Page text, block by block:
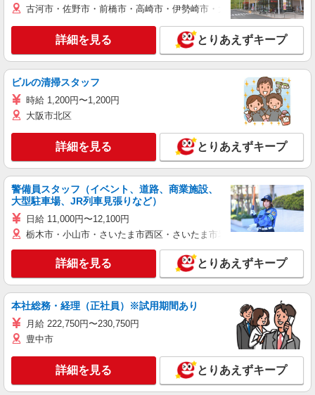
古河市・佐野市・前橋市・高崎市・伊勢崎市・太田市・館林市・藤
詳細を見る とりあえずキープ
ビルの清掃スタッフ
時給 1,200円〜1,200円
大阪市北区
詳細を見る とりあえずキープ
警備員スタッフ（イベント、道路、商業施設、
大型駐車場、JR列車見張りなど）
日給 11,000円〜12,100円
栃木市・小山市・さいたま市西区・さいたま市岩槻区・久喜市・蓮田
詳細を見る とりあえずキープ
本社総務・経理（正社員）※試用期間あり
月給 222,750円〜230,750円
豊中市
詳細を見る とりあえずキープ